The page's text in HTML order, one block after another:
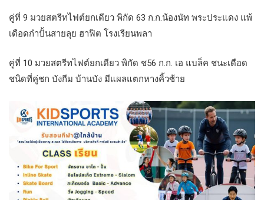
คู่ที่ 9 มวยสตรีทไฟต์ยกเดียว พิกัด 63 ก.ก.น้องนัท พระประแดง แพ้
เดือดกำปั้นสายลุย ฮาฟิต โรงเรียนพลา
คู่ที่ 10 มวยสตรีทไฟต์ยกเดียว พิกัด ช56 ก.ก. เอ แบล็ค ชนะเดือด
ชนิดที่คู่ชก บังกีม บ้านบัง มีแผลแตกหางคิ้วซ้าย